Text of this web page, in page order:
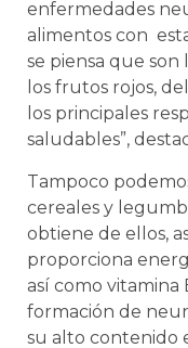
enfermedades
alimentos con
se piensa que son
los frutos rojos,
los principales
saludables”,
Tampoco
cereales y
obtiene de ellos,
proporciona
así como vitamina
formación de
su alto contenido